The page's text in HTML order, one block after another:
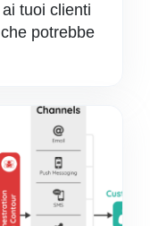
tuoi clienti
potrebbe